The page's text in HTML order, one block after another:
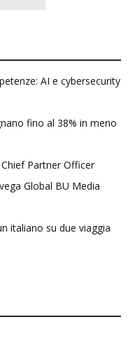
AI e cybersecurity
fino al 38% in meno
Partner Officer
Global BU Media
italiano su due viaggia